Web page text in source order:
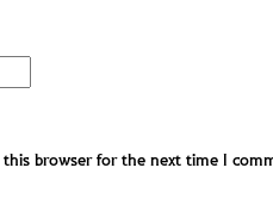
this browser for the next time I